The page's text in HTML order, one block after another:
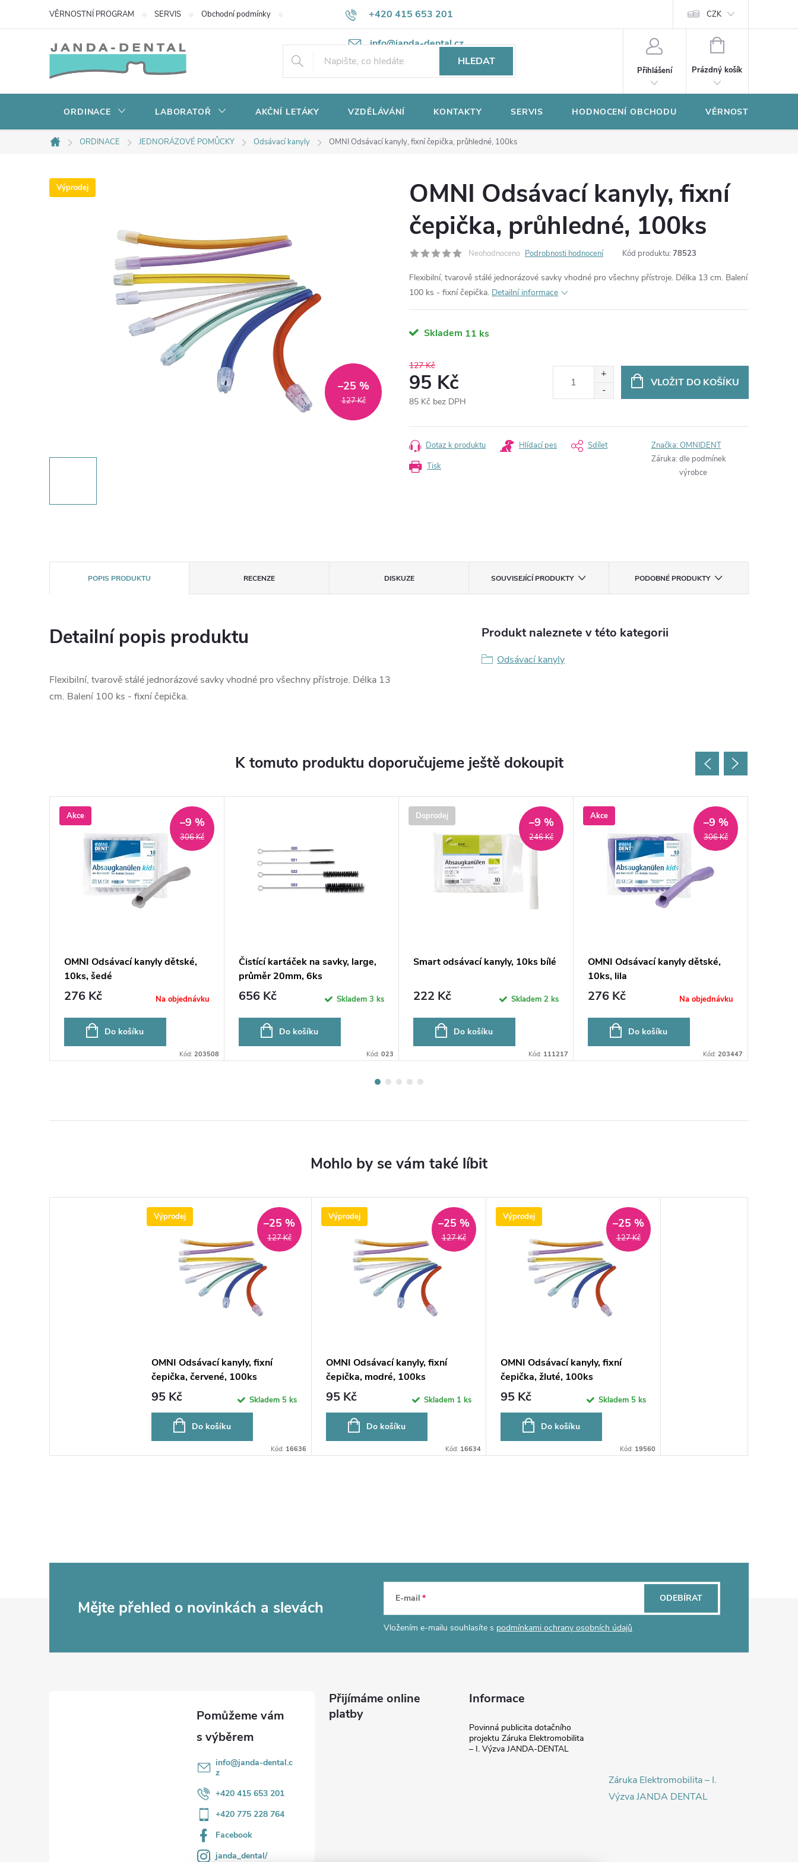
+420 415 653 201
info@janda-dental.cz
VĚRNOSTNÍ PROGRAM SERVIS Obchodní podmínky Potřebujete poradit? Ochrana osobních údajů CZK
HLEDAT
Přihlášení
NÁKUPNÍ
Prázdný košík
ORDINACE LABORATOŘ AKČNÍ LETÁKY VZDĚLÁVÁNÍ KONTAKTY SERVIS HODNOCENÍ OBCHODU VĚRNOSTNÍ
Domů
ORDINACE JEDNORÁZOVÉ POMŮCKY Odsávací kanyly OMNI Odsávací kanyly, fixní čepička, průhledné, 100ks
Výprodej
127 Kč
–25 %
OMNI Odsávací kanyly, fixní
čepička, průhledné, 100ks
Neohodnoceno Podrobnosti hodnocení Kód produktu: 78523
Flexibilní, tvarově stálé jednorázové savky vhodné pro všechny přístroje. Délka 13 cm. Balení
100 ks - fixní čepička. Detailní informace
Skladem 11 ks
127 Kč
95 Kč
85 Kč bez DPH
cena:
VLOŽIT DO KOŠÍKU
Tisk
Dotaz k produktu Hlídací pes Sdílet Značka:OMNIDENT
Záruka: dle podmínek
výrobce
POPIS PRODUKTU RECENZE DISKUZE SOUVISEJÍCÍ PRODUKTY PODOBNÉ PRODUKTY
Detailní popis produktu
Flexibilní, tvarově stálé jednorázové savky vhodné pro všechny přístroje. Délka 13
cm. Balení 100 ks - fixní čepička.
Produkt naleznete v této kategorii
Odsávací kanyly
K tomuto produktu doporučujeme ještě dokoupit
Akce
306 Kč
–9 %
OMNI Odsávací kanyly dětské,
10ks, šedé
276 Kč Na objednávku
Do košíku
Kód: 203508
Čistící kartáček na savky, large,
průměr 20mm, 6ks
656 Kč Skladem 3 ks
Do košíku
Kód: 023
Doprodej
246 Kč
–9 %
Smart odsávací kanyly, 10ks bílé
222 Kč Skladem 2 ks
Do košíku
Kód: 111217
Akce
306 Kč
–9 %
OMNI Odsávací kanyly dětské,
10ks, lila
276 Kč Na objednávku
Do košíku
Kód: 203447
Výprodej
127 Kč
–25 %
OMNI Odsávací kanyly, fixní
čepička, červené, 100ks
95 Kč Skladem 5 ks
Do košíku
Kód: 16636
Výprodej
127 Kč
–25 %
OMNI Odsávací kanyly, fixní
čepička, modré, 100ks
95 Kč Skladem 1 ks
Do košíku
Kód: 16634
Výprodej
127 Kč
–25 %
OMNI Odsávací kanyly, fixní
čepička, žluté, 100ks
95 Kč Skladem 5 ks
Do košíku
Kód: 19560
Mějte přehled o novinkách a slevách E-mail
Vložením e-mailu souhlasíte s podmínkami ochrany osobních údajů
ODEBÍRAT
info@janda-dental.c
z
+420 415 653 201
+420 775 228 764
Facebook
janda_dental/
Přijímáme online
platby
Informace
Povinná publicita dotačního
projektu Záruka Elektromobilita
– I. Výzva JANDA-DENTAL
Záruka Elektromobilita – I.
Výzva JANDA DENTAL